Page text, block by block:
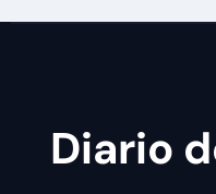
Diario